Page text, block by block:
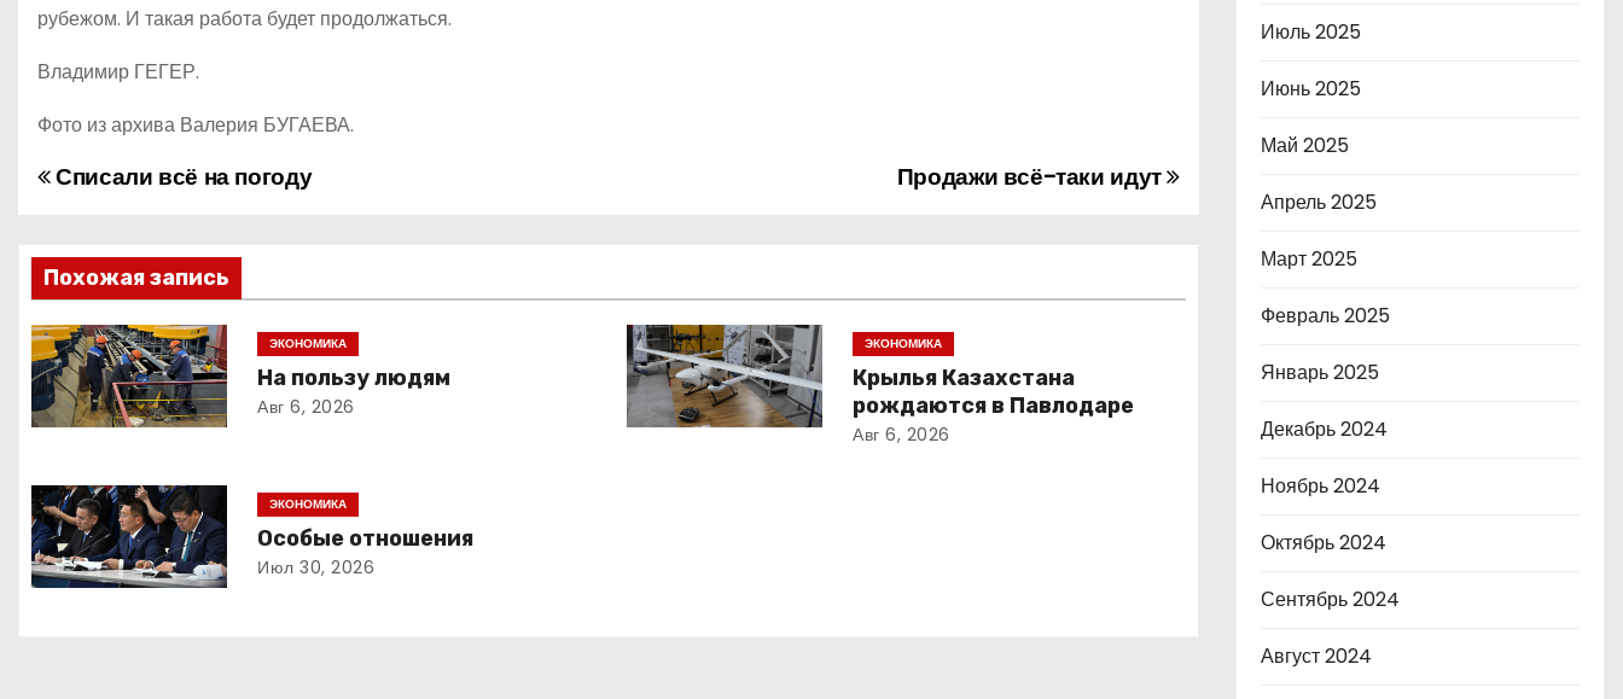
рубежом. И такая работа будет продолжаться.
Владимир ГЕГЕР.
Фото из архива Валерия БУГАЕВА.
Н
в
и
г
а
ц
и
я
Продажи всё-таки идут
Списали всё на погоду
Похожая запись
ЭКОНОМИКА
На пользу людям
Авг 6, 2026
ЭКОНОМИКА
Крылья Казахстана
рождаются в Павлодаре
Авг 6, 2026
ЭКОНОМИКА
Особые отношения
Июл 30, 2026
Июль 2025
Июнь 2025
Май 2025
Апрель 2025
Март 2025
Февраль 2025
Январь 2025
Декабрь 2024
Ноябрь 2024
Октябрь 2024
Сентябрь 2024
Август 2024